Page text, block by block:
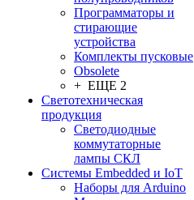
Программаторы и
стирающие
устройства
Комплекты пусковые
Obsolete
+ ЕЩЕ 2
Светотехническая
продукция
Светодиодные
коммутаторные
лампы СКЛ
Системы Embedded и IoT
Наборы для Arduino